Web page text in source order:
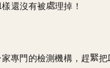
樣還沒有被 理掉！
專門的檢測機構，趕 把